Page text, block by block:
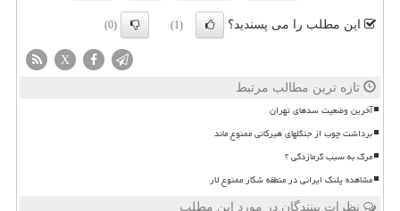
این مطلب را می پسندید؟ (1)
(0)
X
تازه ترین مطالب مرتبط
آخرین وضعیت سدهای تهران
برداشت چوب از جنگلهای هیرکانی ممنوع ماند
مرگ به سبب گرمازدگی ؟
مشاهده پلنگ ایرانی در منطقه شکار ممنوع لار
نظرات بینندگان در مورد این مطلب